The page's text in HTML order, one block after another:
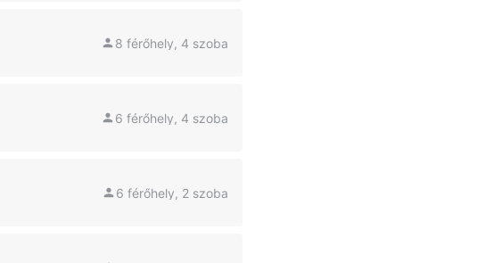
8 férőhely, 4 szoba
6 férőhely, 4 szoba
6 férőhely, 2 szoba